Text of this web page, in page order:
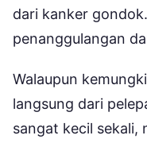
dari kanker
penanggulangan
Walaupun
langsung dari
sangat kecil sekali,